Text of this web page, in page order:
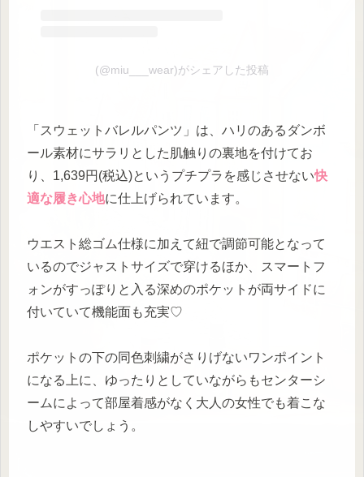
(@miu___wear)がシェアした投稿
「スウェットバレルパンツ」は、ハリのあるダンボ
ール素材にサラリとした肌触りの裏地を付けてお
り、1,639円(税込)というプチプラを感じさせない快
適な履き心地に仕上げられています。
ウエスト総ゴム仕様に加えて紐で調節可能となって
いるのでジャストサイズで穿けるほか、スマートフ
ォンがすっぽりと入る深めのポケットが両サイドに
付いていて機能面も充実♡
ポケットの下の同色刺繍がさりげないワンポイント
になる上に、ゆったりとしていながらもセンターシ
ームによって部屋着感がなく大人の女性でも着こな
しやすいでしょう。